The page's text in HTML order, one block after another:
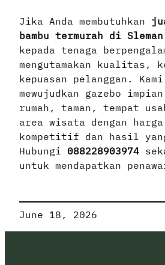
Jika Anda membutuhkan
bambu termurah di Sleman
kepada tenaga
mengutamakan kualitas,
kepuasan pelanggan.
mewujudkan gazebo
rumah, taman, tempat
area wisata dengan harga
kompetitif dan hasil yang
Hubungi 088228903974
untuk mendapatkan
June 18, 2026